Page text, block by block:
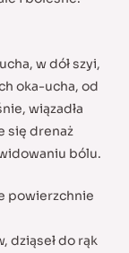
w dół szyi,
oka-ucha, od
wiązadła
się drenaż
bólu.
powierzchnie
dziąseł do rąk